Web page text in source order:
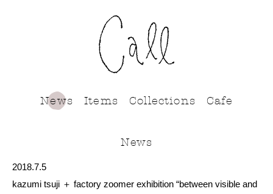
News Items Collections Cafe
News
2018.7.5
kazumi tsuji ＋ factory zoomer exhibition “between visible and